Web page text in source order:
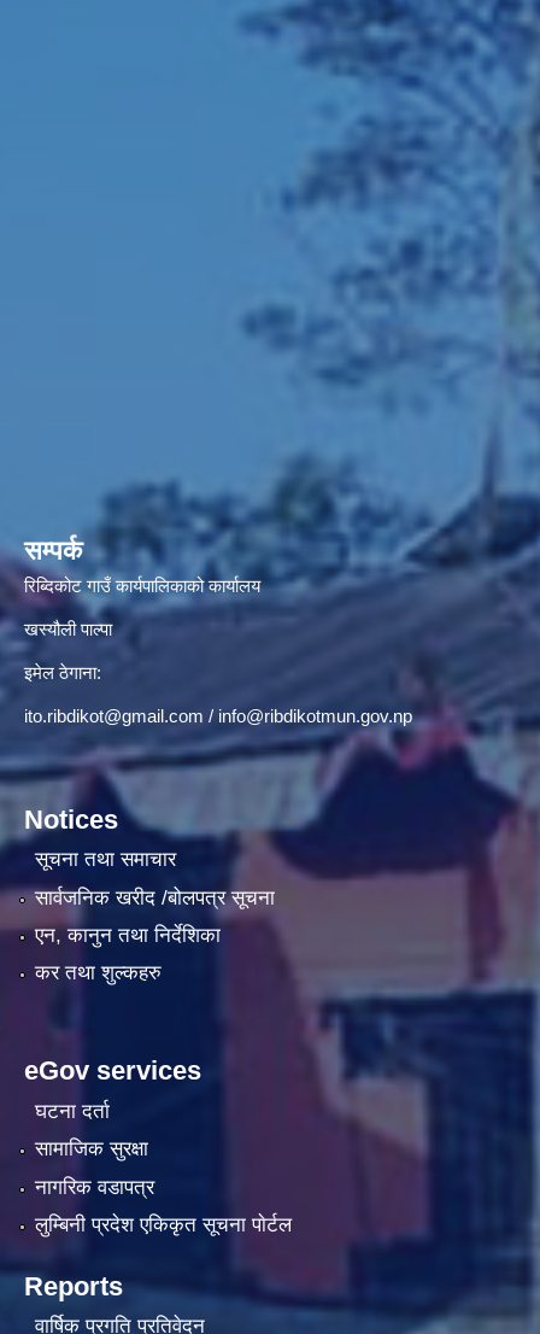
सम्पर्क
रिब्दिकोट गाउँ कार्यपालिकाको कार्यालय
खस्यौली पाल्पा
इमेल ठेगाना:
ito.ribdikot@gmail.com / info@ribdikotmun.gov.np
Notices
सूचना तथा समाचार
सार्वजनिक खरीद /बोलपत्र सूचना
एन, कानुन तथा निर्देशिका
कर तथा शुल्कहरु
eGov services
घटना दर्ता
सामाजिक सुरक्षा
नागरिक वडापत्र
लुम्बिनी प्रदेश एकिकृत सूचना पाेर्टल
Reports
वार्षिक प्रगति प्रतिवेदन